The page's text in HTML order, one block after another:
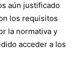
aún justificado
los requisitos
la normativa y
acceder a los